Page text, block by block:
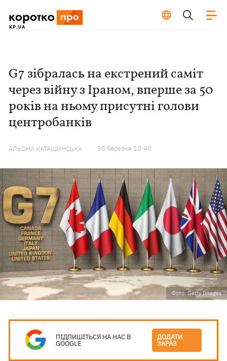
G7 зібралась на екстрений саміт
через війну з Іраном, вперше за 50
років на ньому присутні голови
центробанків
АЛЬОНА КАТАШИНСЬКА 30 березня 10:40
Фото: Getty Images
ПІДПИШІТЬСЯ НА НАС В
GOOGLE
ДОДАТИ
ЗАРАЗ